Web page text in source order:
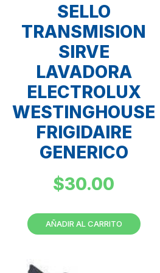
SELLO
TRANSMISION
SIRVE
LAVADORA
ELECTROLUX
WESTINGHOUSE
FRIGIDAIRE
GENERICO
$30.00
AÑADIR AL CARRITO